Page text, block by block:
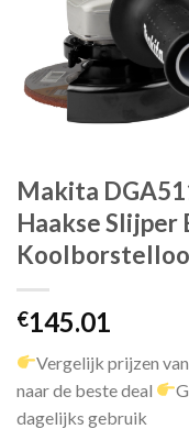
Makita
Haakse Slijper
€145.01
Vergelijk prijzen
naar de beste deal
dagelijks gebruik